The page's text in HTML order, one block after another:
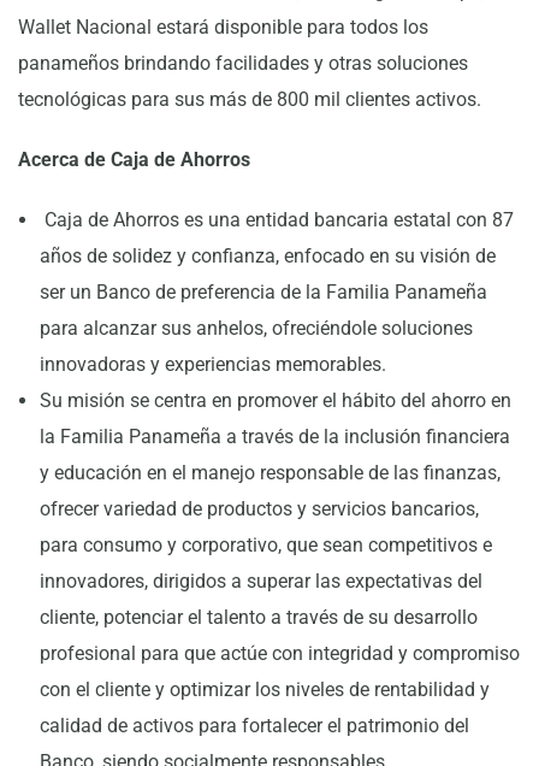
Wallet Nacional estará disponible para todos los
panameños brindando facilidades y otras soluciones
tecnológicas para sus más de 800 mil clientes activos.
Acerca de Caja de Ahorros
Caja de Ahorros es una entidad bancaria estatal con 87
años de solidez y confianza, enfocado en su visión de
ser un Banco de preferencia de la Familia Panameña
para alcanzar sus anhelos, ofreciéndole soluciones
innovadoras y experiencias memorables.
Su misión se centra en promover el hábito del ahorro en
la Familia Panameña a través de la inclusión financiera
y educación en el manejo responsable de las finanzas,
ofrecer variedad de productos y servicios bancarios,
para consumo y corporativo, que sean competitivos e
innovadores, dirigidos a superar las expectativas del
cliente, potenciar el talento a través de su desarrollo
profesional para que actúe con integridad y compromiso
con el cliente y optimizar los niveles de rentabilidad y
calidad de activos para fortalecer el patrimonio del
Banco, siendo socialmente responsables.